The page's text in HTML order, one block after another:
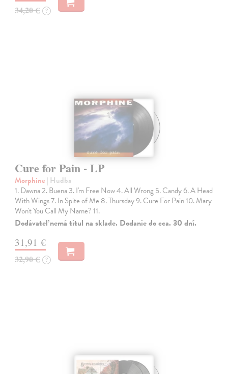
34,20 € ?
Cure for Pain - LP
Morphine | Hudba
1. Dawna 2. Buena 3. I'm Free Now 4. All Wrong 5. Candy 6. A Head
With Wings 7. In Spite of Me 8. Thursday 9. Cure For Pain 10. Mary
Won't You Call My Name? 11.
Dodávateľ nemá titul na sklade. Dodanie do cca. 30 dní.
31,91 €
32,90 € ?